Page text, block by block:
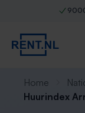
Home
Huurindex